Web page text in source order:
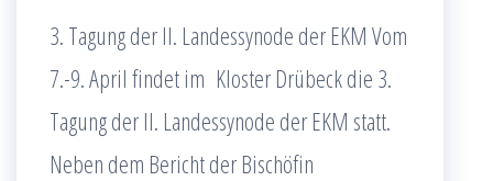
3. Tagung der II. Landessynode der EKM Vom
7.-9. April findet im Kloster Drübeck die 3.
Tagung der II. Landessynode der EKM statt.
Neben dem Bericht der Bischöfin